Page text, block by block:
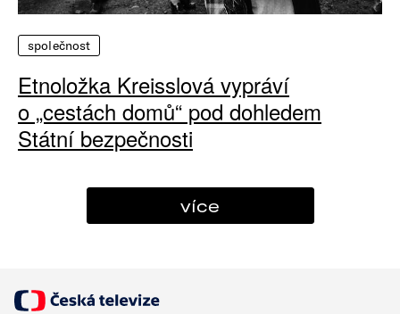
společnost
Etnoložka Kreisslová vypráví
o „cestách domů“ pod dohledem
Státní bezpečnosti
více